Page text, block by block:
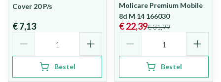
Cover 20 P/s
€ 7,13
Bestel
Molicare Premium Mobile
8d M 14 166030
€ 31,99
€ 22,39
Bestel